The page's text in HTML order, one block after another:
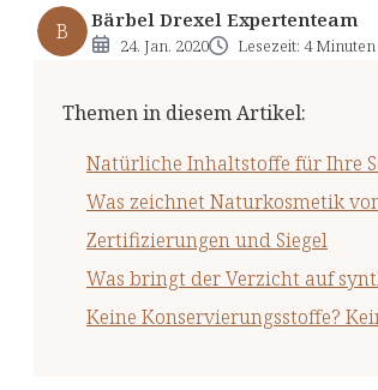
B Bärbel Drexel Expertenteam
24. Jan. 2020 Lesezeit: 4 Minuten
Themen in diesem Artikel:
Natürliche Inhaltstoffe für Ihre
Was zeichnet Naturkosmetik
Zertifizierungen und Siegel
Was bringt der Verzicht auf
Keine Konservierungsstoffe?